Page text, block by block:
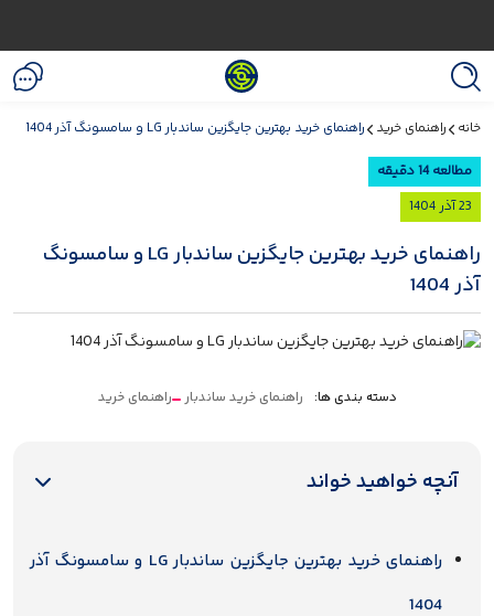
راهنمای خرید راهنمای خرید بهترین جایگزین ساندبار LG و سامسونگ آذر 1404
14 دقیقه
راهنمای خرید بهترین جایگزین ساندبار LG و سامسونگ
دسته بندی ها: راهنمای خرید ساندبار راهنمای خرید
آنچه خواهید خواند
راهنمای خرید بهترین جایگزین ساندبار LG و سامسونگ آذر